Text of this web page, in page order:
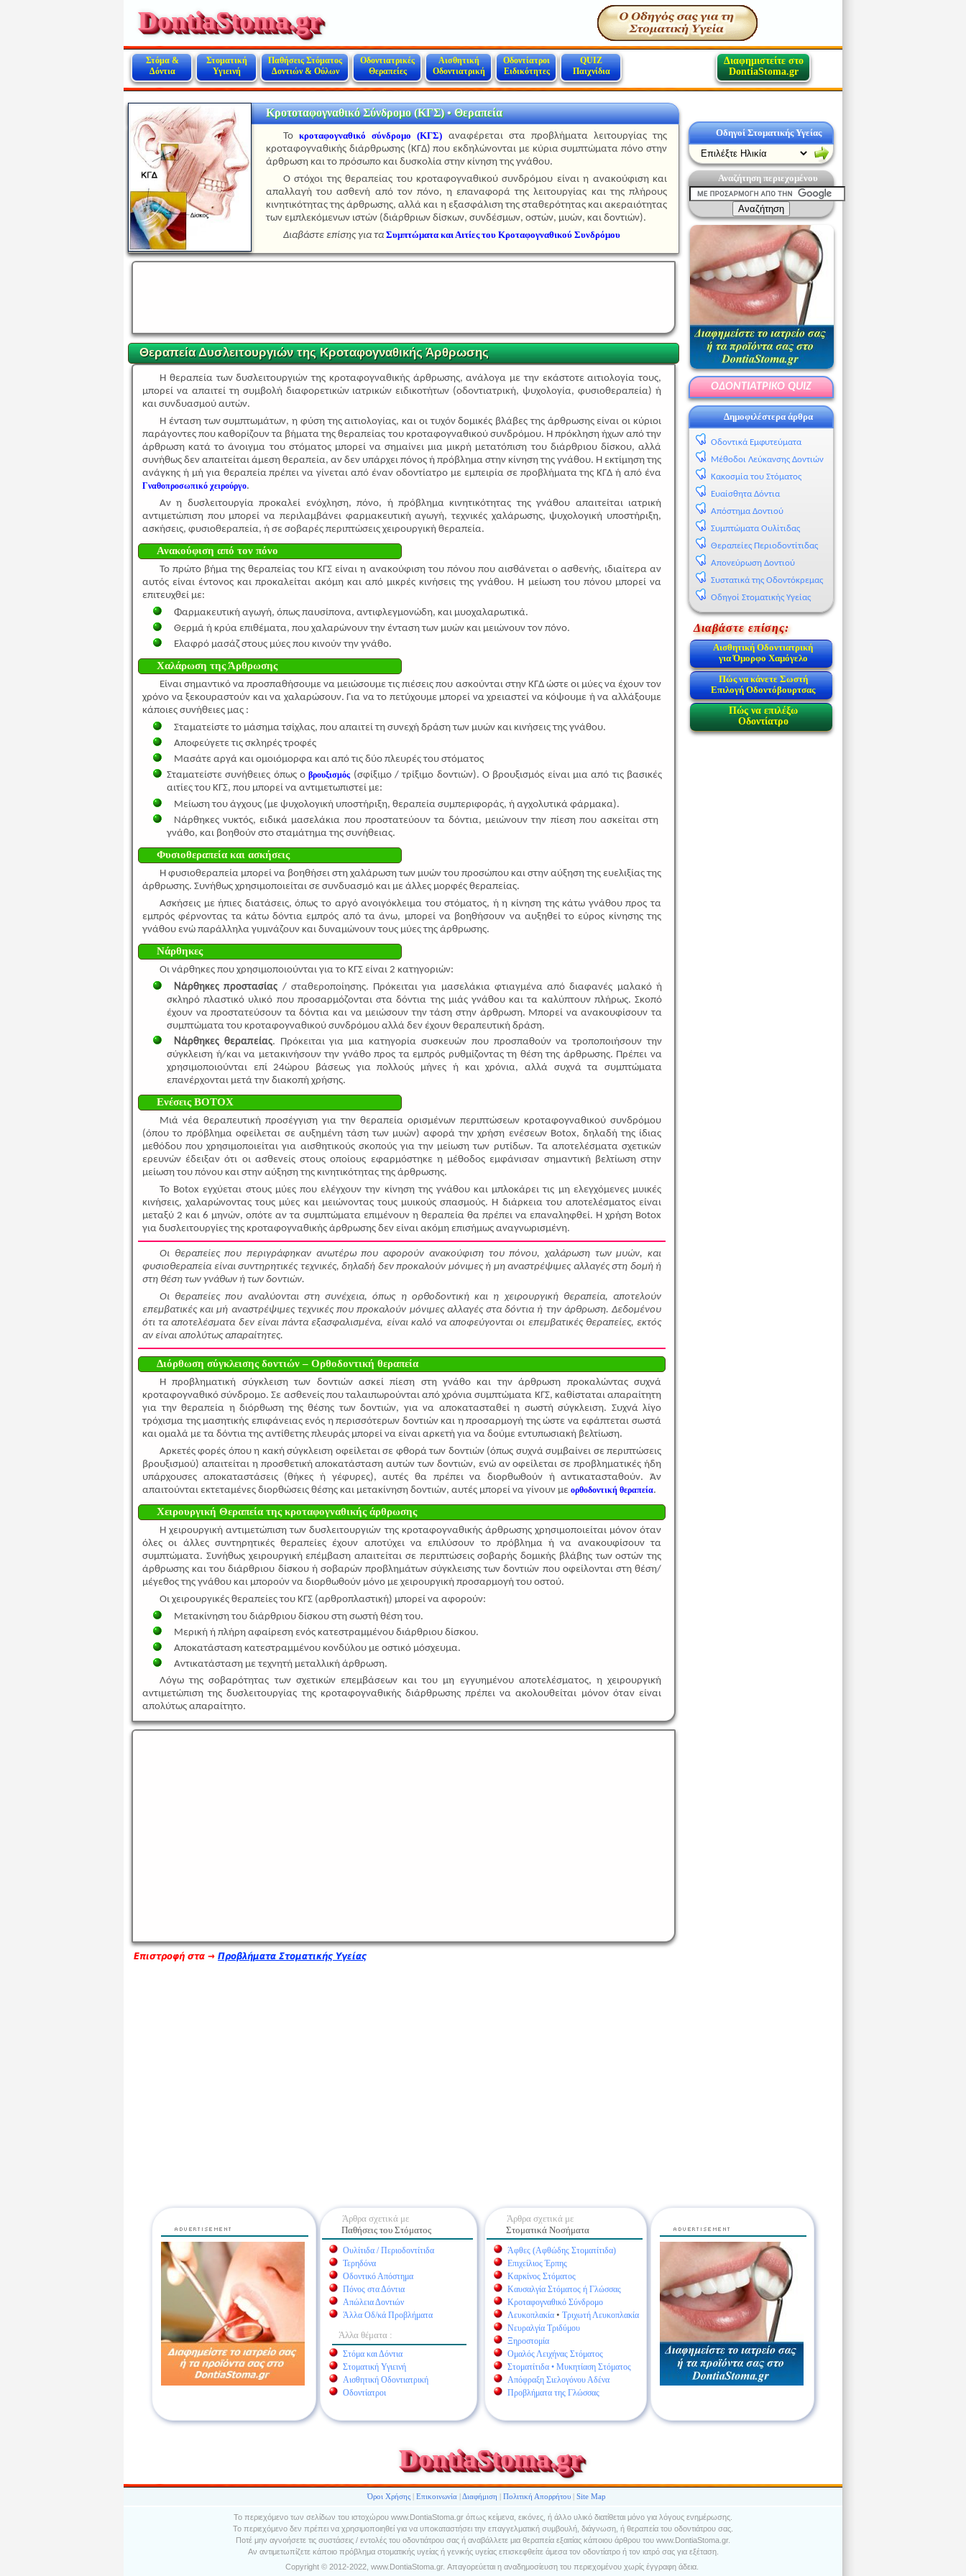
DontiaStoma.gr
Στόμα &
Δόντια
Στοματική
Υγιεινή
Παθήσεις Στόματος
Δοντιών & Ούλων
Οδοντιατρικές
Θεραπείες
Αισθητική
Οδοντιατρική
Οδοντίατροι
Ειδικότητες
QUIZ
Παιχνίδια
Διαφημιστείτε στο
DontiaStoma.gr
Κροτοταφογναθικό Σύνδρομο (ΚΓΣ) • Θεραπεία
Τοκροταφογναθικό σύνδρομο (ΚΓΣ) αναφέρεται στα προβλήματα λειτουργίας της
κροταφογναθικής διάρθρωσης (ΚΓΔ) που εκδηλώνονται με κύρια συμπτώματα πόνο στην
άρθρωση και το πρόσωπο και δυσκολία στην κίνηση της γνάθου.
Ο στόχοι της θεραπείας του κροταφογναθικού συνδρόμου είναι η ανακούφιση και
απαλλαγή του ασθενή από τον πόνο, η επαναφορά της λειτουργίας και της πλήρους
κινητικότητας της άρθρωσης, αλλά και η εξασφάλιση της σταθερότητας και ακεραιότητας
των εμπλεκόμενων ιστών (διάρθριων δίσκων, συνδέσμων, οστών, μυών, και δοντιών).
Διαβάστε επίσης για τα Συμπτώματα και Αιτίες του Κροταφογναθικού Συνδρόμου
Θεραπεία Δυσλειτουργιών της Κροταφογναθικής Άρθρωσης
Η θεραπεία των δυσλειτουργιών της κροταφογναθικής άρθρωσης, ανάλογα με την εκάστοτε αιτιολογία τους,
μπορεί να απαιτεί τη συμβολή διαφορετικών ιατρικών ειδικοτήτων (οδοντιατρική, ψυχολογία, φυσιοθεραπεία) ή
και συνδυασμού αυτών.
Η ένταση των συμπτωμάτων, η φύση της αιτιολογίας, και οι τυχόν δομικές βλάβες της άρθρωσης είναι οι κύριοι
παράγοντες που καθορίζουν τα βήματα της θεραπείας του κροταφογναθικού συνδρόμου. Η πρόκληση ήχων από την
άρθρωση κατά το άνοιγμα του στόματος μπορεί να σημαίνει μια μικρή μετατόπιση του διάρθριου δίσκου, αλλά
συνήθως δεν απαιτείται άμεση θεραπεία, αν δεν υπάρχει πόνος ή πρόβλημα στην κίνηση της γνάθου. Η εκτίμηση της
ανάγκης ή μή για θεραπεία πρέπει να γίνεται από έναν οδοντίατρο με εμπειρία σε προβλήματα της ΚΓΔ ή από ένα
Γναθοπροσωπικό χειρούργο.
Αν η δυσλειτουργία προκαλεί ενόχληση, πόνο, ή πρόβλημα κινητικότητας της γνάθου απαιτείται ιατρική
αντιμετώπιση που μπορεί να περιλαμβάνει φαρμακευτική αγωγή, τεχνικές χαλάρωσης, ψυχολογική υποστήριξη,
ασκήσεις, φυσιοθεραπεία, ή σε σοβαρές περιπτώσεις χειρουργική θεραπεία.
Ανακούφιση από τον πόνο
Το πρώτο βήμα της θεραπείας του ΚΓΣ είναι η ανακούφιση του πόνου που αισθάνεται ο ασθενής, ιδιαίτερα αν
αυτός είναι έντονος και προκαλείται ακόμη και από μικρές κινήσεις της γνάθου. Η μείωση του πόνου μπορεί να
επιτευχθεί με:
Φαρμακευτική αγωγή, όπως παυσίπονα, αντιφλεγμονώδη, και μυοχαλαρωτικά.
Θερμά ή κρύα επιθέματα, που χαλαρώνουν την ένταση των μυών και μειώνουν τον πόνο.
Ελαφρό μασάζ στους μύες που κινούν την γνάθο.
Χαλάρωση της Άρθρωσης
Είναι σημαντικό να προσπαθήσουμε να μειώσουμε τις πιέσεις που ασκούνται στην ΚΓΔ ώστε οι μύες να έχουν τον
χρόνο να ξεκουραστούν και να χαλαρώσουν. Για να το πετύχουμε μπορεί να χρειαστεί να κόψουμε ή να αλλάξουμε
κάποιες συνήθειες μας :
Σταματείστε το μάσημα τσίχλας, που απαιτεί τη συνεχή δράση των μυών και κινήσεις της γνάθου.
Αποφεύγετε τις σκληρές τροφές
Μασάτε αργά και ομοιόμορφα και από τις δύο πλευρές του στόματος
Σταματείστε συνήθειες όπως οβρουξισμός (σφίξιμο / τρίξιμο δοντιών). Ο βρουξισμός είναι μια από τις βασικές
αιτίες του ΚΓΣ, που μπορεί να αντιμετωπιστεί με:
Μείωση του άγχους (με ψυχολογική υποστήριξη, θεραπεία συμπεριφοράς, ή αγχολυτικά φάρμακα).
Νάρθηκες νυκτός, ειδικά μασελάκια που προστατεύουν τα δόντια, μειώνουν την πίεση που ασκείται στη
γνάθο, και βοηθούν στο σταμάτημα της συνήθειας.
Φυσιοθεραπεία και ασκήσεις
Η φυσιοθεραπεία μπορεί να βοηθήσει στη χαλάρωση των μυών του προσώπου και στην αύξηση της ευελιξίας της
άρθρωσης. Συνήθως χρησιμοποιείται σε συνδυασμό και με άλλες μορφές θεραπείας.
Ασκήσεις με ήπιες διατάσεις, όπως το αργό ανοιγόκλειμα του στόματος, ή η κίνηση της κάτω γνάθου προς τα
εμπρός φέρνοντας τα κάτω δόντια εμπρός από τα άνω, μπορεί να βοηθήσουν να αυξηθεί το εύρος κίνησης της
γνάθου ενώ παράλληλα γυμνάζουν και δυναμώνουν τους μύες της άρθρωσης.
Νάρθηκες
Οι νάρθηκες που χρησιμοποιούνται για το ΚΓΣ είναι 2 κατηγοριών:
Νάρθηκες προστασίας / σταθεροποίησης. Πρόκειται για μασελάκια φτιαγμένα από διαφανές μαλακό ή
σκληρό πλαστικό υλικό που προσαρμόζονται στα δόντια της μιάς γνάθου και τα καλύπτουν πλήρως. Σκοπό
έχουν να προστατεύσουν τα δόντια και να μειώσουν την τάση στην άρθρωση. Μπορεί να ανακουφίσουν τα
συμπτώματα του κροταφογναθικού συνδρόμου αλλά δεν έχουν θεραπευτική δράση.
Νάρθηκες θεραπείας. Πρόκειται για μια κατηγορία συσκευών που προσπαθούν να τροποποιήσουν την
σύγκλειση ή/και να μετακινήσουν την γνάθο προς τα εμπρός ρυθμίζοντας τη θέση της άρθρωσης. Πρέπει να
χρησιμοποιούνται επί 24ώρου βάσεως για πολλούς μήνες ή και χρόνια, αλλά συχνά τα συμπτώματα
επανέρχονται μετά την διακοπή χρήσης.
Ενέσεις BOTOX
Μιά νέα θεραπευτική προσέγγιση για την θεραπεία ορισμένων περιπτώσεων κροταφογναθικού συνδρόμου
(όπου το πρόβλημα οφείλεται σε αυξημένη τάση των μυών) αφορά την χρήση ενέσεων Botox, δηλαδή της ίδιας
μεθόδου που χρησιμοποιείται για αισθητικούς σκοπούς για την μείωση των ρυτίδων. Τα αποτελέσματα σχετικών
ερευνών έδειξαν ότι οι ασθενείς στους οποίους εφαρμόστηκε η μέθοδος εμφάνισαν σημαντική βελτίωση στην
μείωση του πόνου και στην αύξηση της κινητικότητας της άρθρωσης.
Το Botox εγχύεται στους μύες που ελέγχουν την κίνηση της γνάθου και μπλοκάρει τις μη ελεγχόμενες μυικές
κινήσεις, χαλαρώνοντας τους μύες και μειώνοντας τους μυικούς σπασμούς. Η διάρκεια του αποτελέσματος είναι
μεταξύ 2 και 6 μηνών, οπότε αν τα συμπτώματα επιμένουν η θεραπεία θα πρέπει να επαναληφθεί. Η χρήση Botox
για δυσλειτουργίες της κροταφογναθικής άρθρωσης δεν είναι ακόμη επισήμως αναγνωρισμένη.
Οι θεραπείες που περιγράφηκαν ανωτέρω που αφορούν ανακούφιση του πόνου, χαλάρωση των μυών, και
φυσιοθεραπεία είναι συντηρητικές τεχνικές, δηλαδή δεν προκαλούν μόνιμες ή μη αναστρέψιμες αλλαγές στη δομή ή
στη θέση των γνάθων ή των δοντιών.
Οι θεραπείες που αναλύονται στη συνέχεια, όπως η ορθοδοντική και η χειρουργική θεραπεία, αποτελούν
επεμβατικές και μή αναστρέψιμες τεχνικές που προκαλούν μόνιμες αλλαγές στα δόντια ή την άρθρωση. Δεδομένου
ότι τα αποτελέσματα δεν είναι πάντα εξασφαλισμένα, είναι καλό να αποφεύγονται οι επεμβατικές θεραπείες, εκτός
αν είναι απολύτως απαραίτητες.
Διόρθωση σύγκλεισης δοντιών – Ορθοδοντική θεραπεία
Η προβληματική σύγκλειση των δοντιών ασκεί πίεση στη γνάθο και την άρθρωση προκαλώντας συχνά
κροταφογναθικό σύνδρομο. Σε ασθενείς που ταλαιπωρούνται από χρόνια συμπτώματα ΚΓΣ, καθίσταται απαραίτητη
για την θεραπεία η διόρθωση της θέσης των δοντιών, για να αποκατασταθεί η σωστή σύγκλειση. Συχνά λίγο
τρόχισμα της μασητικής επιφάνειας ενός η περισσότερων δοντιών και η προσαρμογή της ώστε να εφάπτεται σωστά
και ομαλά με τα δόντια της αντίθετης πλευράς μπορεί να είναι αρκετή για να δούμε εντυπωσιακή βελτίωση.
Αρκετές φορές όπου η κακή σύγκλειση οφείλεται σε φθορά των δοντιών (όπως συχνά συμβαίνει σε περιπτώσεις
βρουξισμού) απαιτείται η προσθετική αποκατάσταση αυτών των δοντιών, ενώ αν οφείλεται σε προβληματικές ήδη
υπάρχουσες αποκαταστάσεις (θήκες ή γέφυρες), αυτές θα πρέπει να διορθωθούν ή αντικατασταθούν. Άν
απαιτούνται εκτεταμένες διορθώσεις θέσης και μετακίνηση δοντιών, αυτές μπορεί να γίνουν με ορθοδοντική θεραπεία.
Χειρουργική Θεραπεία της κροταφογναθικής άρθρωσης
Η χειρουργική αντιμετώπιση των δυσλειτουργιών της κροταφογναθικής άρθρωσης χρησιμοποιείται μόνον όταν
όλες οι άλλες συντηρητικές θεραπείες έχουν αποτύχει να επιλύσουν το πρόβλημα ή να ανακουφίσουν τα
συμπτώματα. Συνήθως χειρουργική επέμβαση απαιτείται σε περιπτώσεις σοβαρής δομικής βλάβης των οστών της
άρθρωσης και του διάρθριου δίσκου ή σοβαρών προβλημάτων σύγκλεισης των δοντιών που οφείλονται στη θέση/
μέγεθος της γνάθου και μπορούν να διορθωθούν μόνο με χειρουργική προσαρμογή του οστού.
Οι χειρουργικές θεραπείες του ΚΓΣ (αρθροπλαστική) μπορεί να αφορούν:
Μετακίνηση του διάρθριου δίσκου στη σωστή θέση του.
Μερική ή πλήρη αφαίρεση ενός κατεστραμμένου διάρθριου δίσκου.
Αποκατάσταση κατεστραμμένου κονδύλου με οστικό μόσχευμα.
Αντικατάσταση με τεχνητή μεταλλική άρθρωση.
Λόγω της σοβαρότητας των σχετικών επεμβάσεων και του μη εγγυημένου αποτελέσματος, η χειρουργική
αντιμετώπιση της δυσλειτουργίας της κροταφογναθικής διάρθρωσης πρέπει να ακολουθείται μόνον όταν είναι
απολύτως απαραίτητο.
Επιστροφή στα → Προβλήματα Στοματικής Υγείας
Οδηγοί Στοματικής Υγείας
Αναζήτηση περιεχομένου
ΟΔΟΝΤΙΑΤΡΙΚΟ QUIZ
Δημοφιλέστερα άρθρα
Οδοντικά Εμφυτεύματα
Μέθοδοι Λεύκανσης Δοντιών
Κακοσμία του Στόματος
Ευαίσθητα Δόντια
Απόστημα Δοντιού
Συμπτώματα Ουλίτιδας
Θεραπείες Περιοδοντίτιδας
Απονεύρωση Δοντιού
Συστατικά της Οδοντόκρεμας
Οδηγοί Στοματικής Υγείας
Διαβάστε επίσης:
Αισθητική Οδοντιατρική
για Όμορφο Χαμόγελο
Πώς να κάνετε Σωστή
Επιλογή Οδοντόβουρτσας
Πώς να επιλέξω
Οδοντίατρο
Άρθρα σχετικά με
Παθήσεις του Στόματος
Ουλίτιδα / Περιοδοντίτιδα
Τερηδόνα
Οδοντικό Απόστημα
Πόνος στα Δόντια
Απώλεια Δοντιών
Άλλα Οδ/κά Προβλήματα
Άλλα θέματα :
Στόμα και Δόντια
Στοματική Υγιεινή
Αισθητική Οδοντιατρική
Οδοντίατροι
Άρθρα σχετικά με
Στοματικά Νοσήματα
Άφθες (Αφθώδης Στοματίτιδα)
Επιχείλιος Έρπης
Καρκίνος Στόματος
Καυσαλγία Στόματος ή Γλώσσας
Κροταφογναθικό Σύνδρομο
Λευκοπλακία • Τριχωτή Λευκοπλακία
Νευραλγία Τριδύμου
Ξηροστομία
Ομαλός Λειχήνας Στόματος
Στοματίτιδα • Μυκητίαση Στόματος
Απόφραξη Σιελογόνου Αδένα
Προβλήματα της Γλώσσας
DontiaStoma.gr
Όροι Χρήσης Επικοινωνία Διαφήμιση Πολιτική Απορρήτου Site Map
Το περιεχόμενο των σελίδων του ιστοχώρου www.DontiaStoma.gr όπως κείμενα, εικόνες, ή άλλο υλικό διατίθεται μόνο για λόγους ενημέρωσης.
Το περιεχόμενο δεν πρέπει να χρησιμοποιηθεί για να υποκαταστήσει την επαγγελματική συμβουλή, διάγνωση, ή θεραπεία του οδοντιάτρου σας.
Ποτέ μην αγνοήσετε τις συστάσεις / εντολές του οδοντιάτρου σας ή αναβάλλετε μια θεραπεία εξαιτίας κάποιου άρθρου του www.DontiaStoma.gr.
Αν αντιμετωπίζετε κάποιο πρόβλημα στοματικής υγείας ή γενικής υγείας επισκεφθείτε άμεσα τον οδοντίατρο ή τον ιατρό σας για εξέταση.
Copyright © 2012-2022, www.DontiaStoma.gr. Απαγορεύεται η αναδημοσίευση του περιεχομένου χωρίς έγγραφη άδεια.